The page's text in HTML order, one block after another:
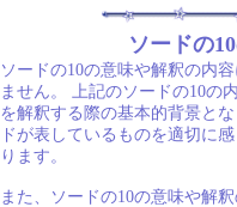
ソードの
ソードの10の意味や解釈の内
ません。 上記のソードの10の
を解釈する際の基本的背景と
ドが表しているものを適切に
ります。
また、ソードの10の意味や解